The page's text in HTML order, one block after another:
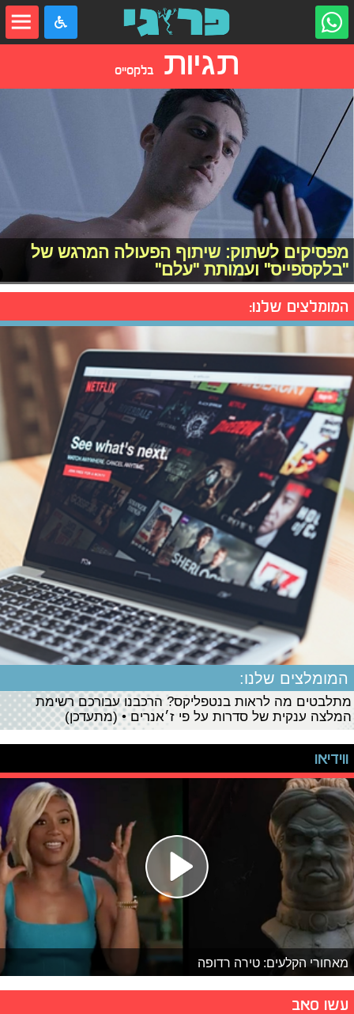
תגיות בלקסייס
מפסיקים לשתוק: שיתוף הפעולה המרגש של
"בלקספייס" ועמותת "עלם"
המומלצים שלנו:
המומלצים שלנו:
מתלבטים מה לראות בנטפליקס? הרכבנו עבורכם רשימת
המלצה ענקית של סדרות על פי ז׳אנרים • (מתעדכן)
ווידיאו
מאחורי הקלעים: טירה רדופה
עשו סאב